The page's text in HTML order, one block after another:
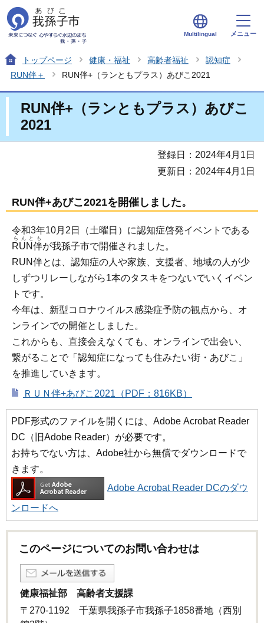
Multilingual メニュー
トップページ 健康・福祉 高齢者福祉
認知症
RUN伴＋
RUN伴+（ランともプラス）あびこ2021
RUN伴+（ランともプラス）あびこ
2021
登録日：2024年4月1日
更新日：2024年4月1日
RUN伴+あびこ2021を開催しました。
令和3年10月2日（土曜日）に認知症啓発イベントである
RUN伴
らんとも
が我孫子市で開催されました。
RUN伴とは、認知症の人や家族、支援者、地域の人が少
しずつリレーしながら1本のタスキをつないでいくイベン
トです。
今年は、新型コロナウイルス感染症予防の観点から、オ
ンラインでの開催としました。
これからも、直接会えなくても、オンラインで出会い、
繋がることで「認知症になっても住みたい街・あびこ」
を推進していきます。
ＲＵＮ伴+あびこ2021（PDF：816KB）
PDF形式のファイルを開くには、Adobe Acrobat Reader
DC（旧Adobe Reader）が必要です。
お持ちでない方は、Adobe社から無償でダウンロードで
きます。
Adobe Acrobat Reader DCのダウ
ンロードへ
このページについてのお問い合わせは
健康福祉部 高齢者支援課
〒270-1192 千葉県我孫子市我孫子1858番地（西別